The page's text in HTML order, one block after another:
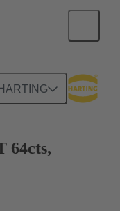
64cts,